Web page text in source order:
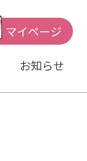
マイページ
お知らせ